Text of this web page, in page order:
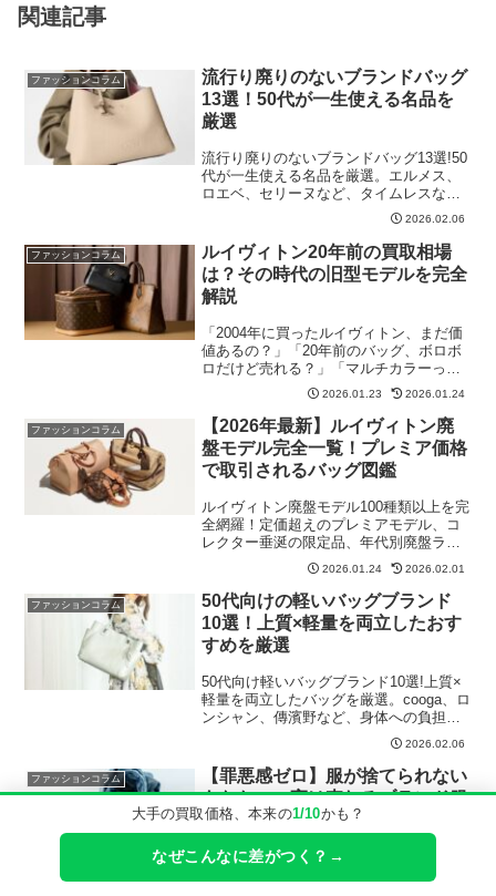
大手の買取価格、本来の1/10かも？
なぜこんなに差がつく？→
関連記事
ファッションコラム
流行り廃りのないブランドバッグ
13選！50代が一生使える名品を
厳選
流行り廃りのないブランドバッグ13選!50
代が一生使える名品を厳選。エルメス、
ロエベ、セリーヌなど、タイムレスなデ
2026.02.06
ファッションコラム
ルイヴィトン20年前の買取相場
は？その時代の旧型モデルを完全
解説
「2004年に買ったルイヴィトン、まだ価
値あるの？」「20年前のバッグ、ボロボ
ロだけど売れる？」「マルチカラーって
今でも人気あるの？」クローゼットに眠
っている20年前のルイヴィトン。実は
今、2004〜2005年製のルイヴィトンが驚
くほど高く...
2026.01.23 2026.01.24
ファッションコラム
【2026年最新】ルイヴィトン廃
盤モデル完全一覧！プレミア価格
で取引されるバッグ図鑑
ルイヴィトン廃盤モデル100種類以上を完
全網羅！定価超えのプレミアモデル、コ
レクター垂涎の限定品、年代別廃盤ライ
ン一覧を徹底解説。あなたの持つ廃盤品
が今いくらで売れるかが分かります。
2026.01.24 2026.02.01
ファッションコラム
50代向けの軽いバッグブランド
10選！上質×軽量を両立したおす
すめを厳選
50代向け軽いバッグブランド10選!上質×
軽量を両立したバッグを厳選。cooga、ロ
ンシャン、傳濱野など、身体への負担を
2026.02.06
ファッションコラム
【罪悪感ゼロ】服が捨てられない
あなたへ。実は売れるブランド服
が眠っているかも
服が捨てられない心理と解決法を徹底解
説。「高かったから」「もったいない」